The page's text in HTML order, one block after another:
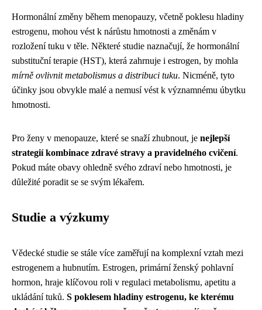
Hormonální změny během menopauzy, včetně poklesu hladiny
estrogenu, mohou vést k nárůstu hmotnosti a změnám v
rozložení tuku v těle. Některé studie naznačují, že hormonální
substituční terapie (HST), která zahrnuje i estrogen, by mohla
mírně ovlivnit metabolismus a distribuci tuku. Nicméně, tyto
účinky jsou obvykle malé a nemusí vést k významnému úbytku
hmotnosti.
Pro ženy v menopauze, které se snaží zhubnout, je nejlepší
strategií kombinace zdravé stravy a pravidelného cvičení.
Pokud máte obavy ohledně svého zdraví nebo hmotnosti, je
důležité poradit se se svým lékařem.
Studie a výzkumy
Vědecké studie se stále více zaměřují na komplexní vztah mezi
estrogenem a hubnutím. Estrogen, primární ženský pohlavní
hormon, hraje klíčovou roli v regulaci metabolismu, apetitu a
ukládání tuků. S poklesem hladiny estrogenu, ke kterému